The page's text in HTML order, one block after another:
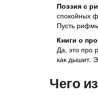
Поэзия с
спокойных
Пусть
Книги о
Да, это про
как дышит.
Чего